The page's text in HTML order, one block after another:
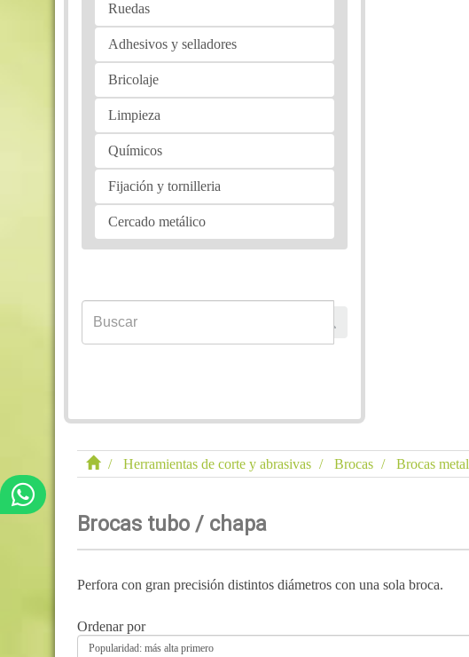
Ruedas
Adhesivos y selladores
Bricolaje
Limpieza
Químicos
Fijación y tornilleria
Cercado metálico
Herramientas de corte y abrasivas Brocas Brocas metal
Brocas tubo / chapa
Perfora con gran precisión distintos diámetros con una sola broca.
Ordenar por
Popularidad: más alta primero